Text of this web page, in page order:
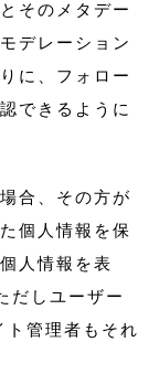
そのメタデー
デレーション
に、フォロー
できるように
合、その方が
個人情報を保
人情報を表
だしユーザー
管理者もそれ